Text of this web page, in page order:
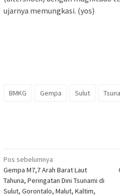
ujarnya memungkasi. (yos)
BMKG Gempa Sulut
Navigasi
pos
Pos sebelumnya
Gempa M7,7 Arah Barat Laut
Tahuna, Peringatan Dini Tsunami di
Sulut, Gorontalo, Malut, Kaltim,